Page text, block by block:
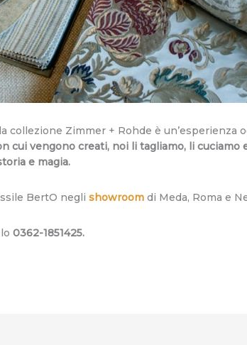
Zimmer + Rohde è un’esperienza
cui vengono creati, noi li tagliamo, li
e magia.
BertO neglishowroom di Meda, Roma e
lo0362-1851425.